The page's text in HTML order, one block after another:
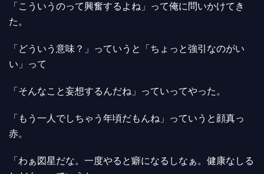
「こういうのって興奮するよね」って俺に問いかけてき
た。
「どういう意味？」っていうと「ちょっと強引なのがい
い」って
「そんなこと妄想するんだね」っていってやった。
「もう一人でしちゃう年頃だもんね」っていうと顔真っ
赤。
「わぁ図星だな。一度やると癖になるしなぁ。健康なしる